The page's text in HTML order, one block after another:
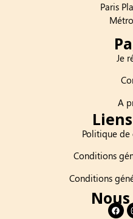
Paris
Je
A
Politique
Conditions
Conditions